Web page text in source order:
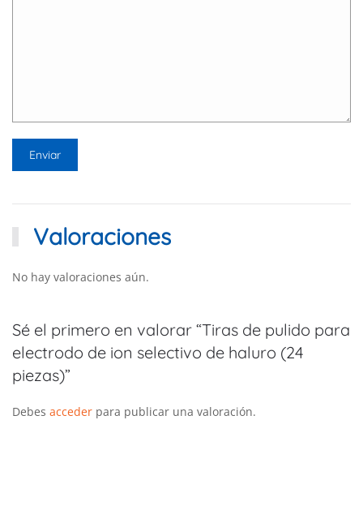
Valoraciones
No hay valoraciones aún.
Sé el primero en valorar “Tiras de pulido para
electrodo de ion selectivo de haluro (24
piezas)”
Debes acceder para publicar una valoración.